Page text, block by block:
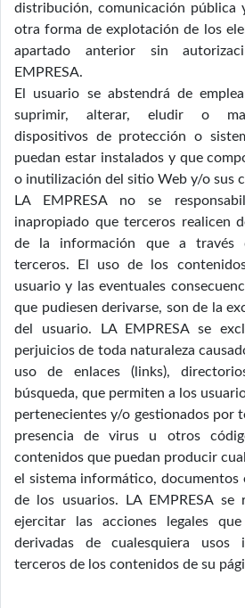
distribución, comunicación pública
otra forma de explotación de los
apartado anterior sin
EMPRESA.
El usuario se abstendrá de
suprimir, alterar, eludir o
dispositivos de protección o
puedan estar instalados y que
o inutilización del sitio Web y/o sus
LA EMPRESA no se
inapropiado que terceros realicen
de la información que a través
terceros. El uso de los
usuario y las eventuales
que pudiesen derivarse, son de la
del usuario. LA EMPRESA se
perjuicios de toda naturaleza
uso de enlaces (links),
búsqueda, que permiten a los
pertenecientes y/o gestionados por
presencia de virus u otros
contenidos que puedan producir
el sistema informático, documentos
de los usuarios. LA EMPRESA se
ejercitar las acciones legales
derivadas de cualesquiera
terceros de los contenidos de su